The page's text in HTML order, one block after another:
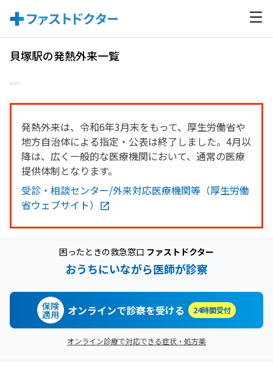
貝塚駅の発熱外来一覧
発熱外来は、令和6年3月末をもって、厚生労働省や
地方自治体による指定・公表は終了しました。4月以
降は、広く一般的な医療機関において、通常の医療
提供体制となります。
受診・相談センター/外来対応医療機関等（厚生労働
省ウェブサイト）
困ったときの救急窓口 ファストドクター
おうちにいながら医師が診察
保険
適用 オンラインで診察を受ける 24時間受付
オンライン診療で対応できる症状・処方薬